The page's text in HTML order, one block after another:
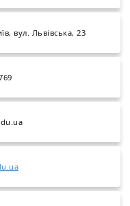
вул. Львівська, 23